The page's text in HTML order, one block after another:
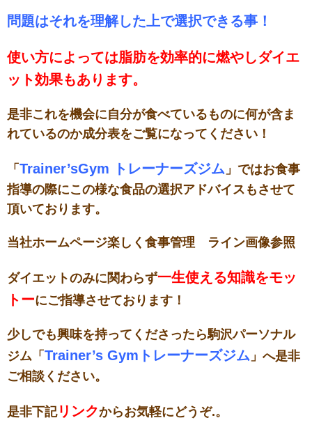
問題はそれを理解した上で選択できる事！
使い方によっては脂肪を効率的に燃やしダイエ
ット効果もあります。
是非これを機会に自分が食べているものに何が含ま
れているのか成分表をご覧になってください！
「 Trainer’sGym トレーナーズジム 」ではお食事
指導の際にこの様な食品の選択アドバイスもさせて
頂いております。
当社ホームページ楽しく食事管理 ライン画像参照
ダイエットのみに関わらず一生使える知識をモッ
トーにご指導させております！
少しでも興味を持ってくださったら駒沢パーソナル
ジム「 Trainer’s Gymトレーナーズジム 」へ是非
ご相談ください。
是非下記リンクからお気軽にどうぞ.。